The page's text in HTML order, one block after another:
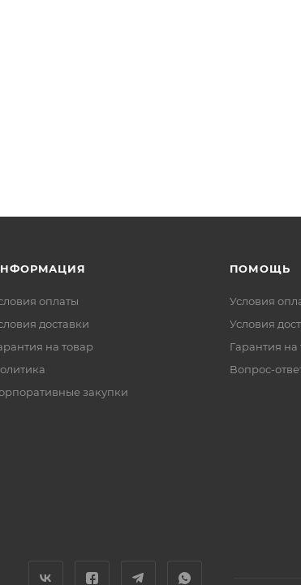
оплаты
доставки
на товар
закупки
ПОМОЩЬ
Условия
Условия
Гарантия на
Вопрос-